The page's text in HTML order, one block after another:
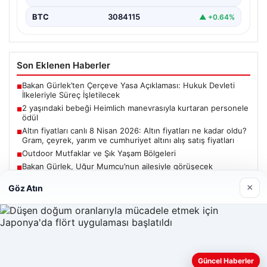
BTC 3084115 ▲ +0.64%
Son Eklenen Haberler
■Bakan Gürlek’ten Çerçeve Yasa Açıklaması: Hukuk Devleti
İlkeleriyle Süreç İşletilecek
■2 yaşındaki bebeği Heimlich manevrasıyla kurtaran personele
ödül
■Altın fiyatları canlı 8 Nisan 2026: Altın fiyatları ne kadar oldu?
Gram, çeyrek, yarım ve cumhuriyet altını alış satış fiyatları
■Outdoor Mutfaklar ve Şık Yaşam Bölgeleri
■Bakan Gürlek, Uğur Mumcu’nun ailesiyle görüşecek
Güncel
Göz Atın ×
Güncel Haberler